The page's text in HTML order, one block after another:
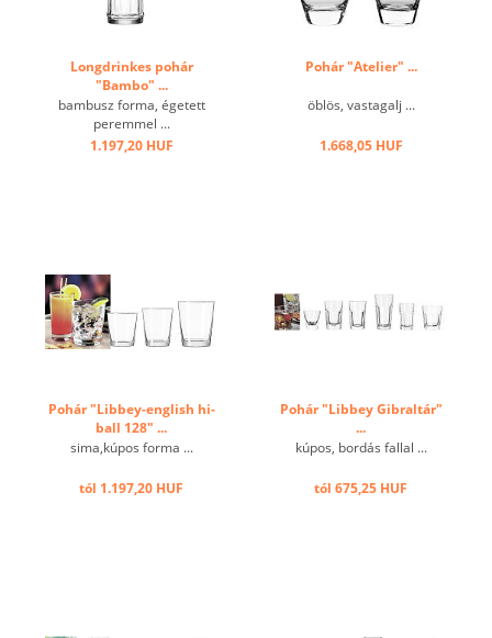
Longdrinkes pohár
"Bambo" ...
bambusz forma, égetett
peremmel ...
1.197,20 HUF
Pohár "Atelier" ...
öblös, vastagalj ...
1.668,05 HUF
Pohár "Libbey-english hi-
ball 128" ...
sima,kúpos forma ...
tól 1.197,20 HUF
Pohár "Libbey Gibraltár"
...
kúpos, bordás fallal ...
tól 675,25 HUF